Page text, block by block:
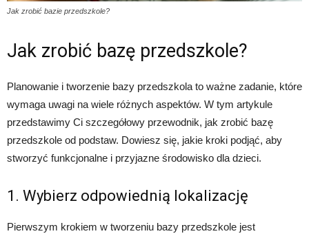
Jak zrobić bazie przedszkole?
Jak zrobić bazę przedszkole?
Planowanie i tworzenie bazy przedszkola to ważne zadanie, które
wymaga uwagi na wiele różnych aspektów. W tym artykule
przedstawimy Ci szczegółowy przewodnik, jak zrobić bazę
przedszkole od podstaw. Dowiesz się, jakie kroki podjąć, aby
stworzyć funkcjonalne i przyjazne środowisko dla dzieci.
1. Wybierz odpowiednią lokalizację
Pierwszym krokiem w tworzeniu bazy przedszkole jest